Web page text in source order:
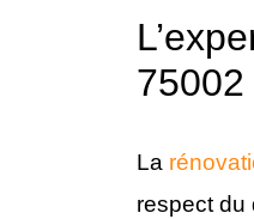
75002
La
respect du